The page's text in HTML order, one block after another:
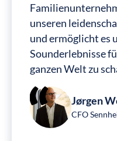
unseren
und ermöglicht es
Sounderlebnisse
ganzen Welt zu
Jørgen
CFO